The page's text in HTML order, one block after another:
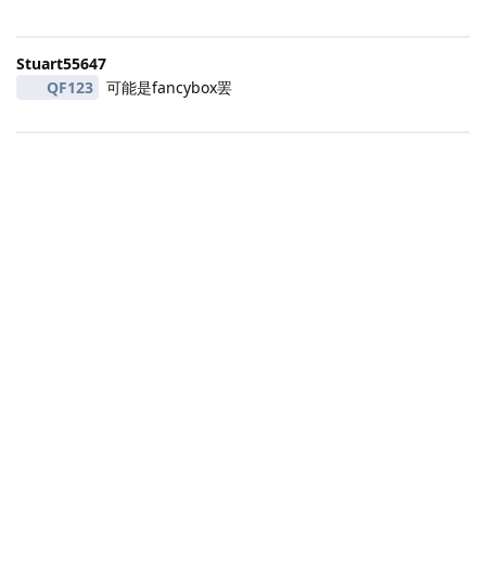
Stuart55647
QF123
可能是fancybox罢